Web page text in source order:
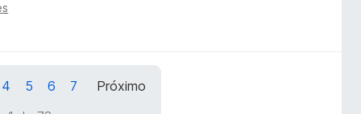
4 5 6 7
Próximo